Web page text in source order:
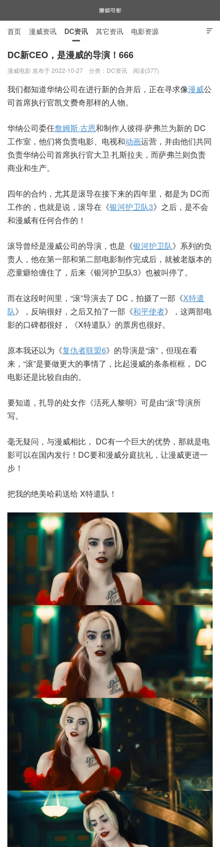

首页 漫威资讯 DC资讯 其它资讯 电影资源
电视剧资源 漫威图片
DC新CEO，是漫威的导演！666
漫威电影 发布于 2022-10-27 分类： DC资讯 阅读(377)
我们都知道华纳公司在进行新的合并后，正在寻求像漫威公
司首席执行官凯文费奇那样的人物。
华纳公司委任詹姆斯·古恩和制作人彼得·萨弗兰为新的 DC
工作室，他们将负责电影、电视和动画运营，并由他们共同
负责华纳公司首席执行官大卫·扎斯拉夫，而萨弗兰则负责
商业和生产。
四年的合约，尤其是滚导在接下来的四年里，都是为 DC而
工作的，也就是说，滚导在《银河护卫队3》之后，是不会
和漫威有任何合作的！
滚导曾经是漫威公司的导演，也是《银河护卫队》系列的负
责人，他在第一部和第二部电影制作完成后，就被老版本的
恋童癖给缠住了，后来《银河护卫队3》也被叫停了。
而在这段时间里，“滚”导演去了 DC，拍摄了一部《X特遣
队》，反响很好，之后又拍了一部《和平使者》，这两部电
影的口碑都很好，《X特遣队》的票房也很好。
原本我还以为《复仇者联盟6》的导演是“滚”，但现在看
来，“滚”是要做更大的事情了，比起漫威的条条框框， DC
电影还是比较自由的。
要知道，扎导的处女作《活死人黎明》可是由“滚”导演所
写。
毫无疑问，与漫威相比， DC有一个巨大的优势，那就是电
影可以在国内发行！DC要和漫威分庭抗礼，让漫威更进一
步！
把我的绝美哈莉送给 X特遣队！